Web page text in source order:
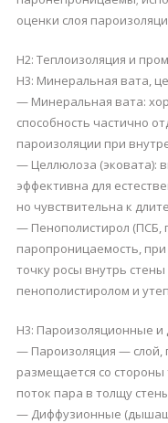
оценки слоя
H2: Теплоизоляция и
H3: Минеральная вата,
— Минеральная вата:
способность частично
пароизоляции при
— Целлюлоза (эковата):
эффективна для
но чувствительна к
— Пенополистирол (ПСБ,
паропроницаемость,
точку росы внутрь
пенополистиролом и
H3: Пароизоляционные
— Пароизоляция — слой,
размещается со
поток пара в толщу
— Диффузионные